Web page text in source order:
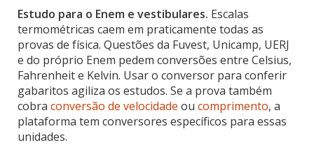
Estudo para o Enem e vestibulares. Escalas
termométricas caem em praticamente todas as
provas de física. Questões da Fuvest, Unicamp, UERJ
e do próprio Enem pedem conversões entre Celsius,
Fahrenheit e Kelvin. Usar o conversor para conferir
gabaritos agiliza os estudos. Se a prova também
cobra conversão de velocidade ou comprimento, a
plataforma tem conversores específicos para essas
unidades.